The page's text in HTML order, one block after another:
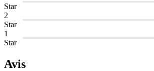
Star
2
Star
1
Star
Avis